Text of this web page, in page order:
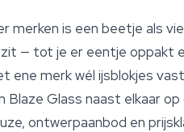
merken is een beetje als
— tot je er eentje oppakt
ene merk wél ijsblokjes
Blaze Glass naast elkaar
ontwerpaanbod en